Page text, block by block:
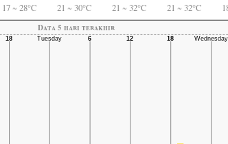
17 ~ 28°C 21 ~ 30°C 21 ~ 32°C 21 ~ 32°C
Data 5 hari terakhir